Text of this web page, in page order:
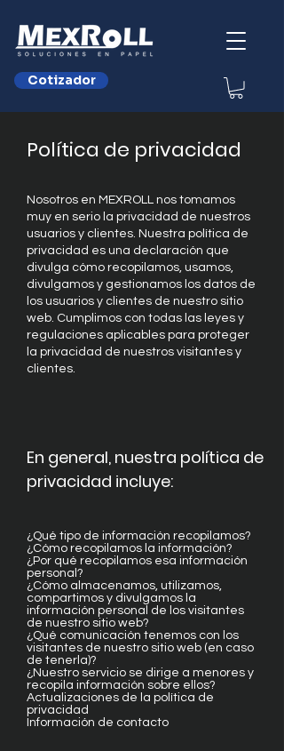
Cotizador
Política de privacidad
Nosotros en MEXROLL nos tomamos
muy en serio la privacidad de nuestros
usuarios y clientes. Nuestra política de
privacidad es una declaración que
divulga cómo recopilamos, usamos,
divulgamos y gestionamos los datos de
los usuarios y clientes de nuestro sitio
web. Cumplimos con todas las leyes y
regulaciones aplicables para proteger
la privacidad de nuestros visitantes y
clientes.
En general, nuestra política de
privacidad incluye:
¿Qué tipo de información recopilamos?
¿Cómo recopilamos la información?
¿Por qué recopilamos esa información
personal?
¿Cómo almacenamos, utilizamos,
compartimos y divulgamos la
información personal de los visitantes
de nuestro sitio web?
¿Qué comunicación tenemos con los
visitantes de nuestro sitio web (en caso
de tenerla)?
¿Nuestro servicio se dirige a menores y
recopila información sobre ellos?
Actualizaciones de la política de
privacidad
Información de contacto